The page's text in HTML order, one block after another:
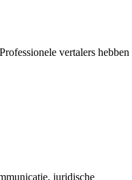
vertalers hebben
juridische